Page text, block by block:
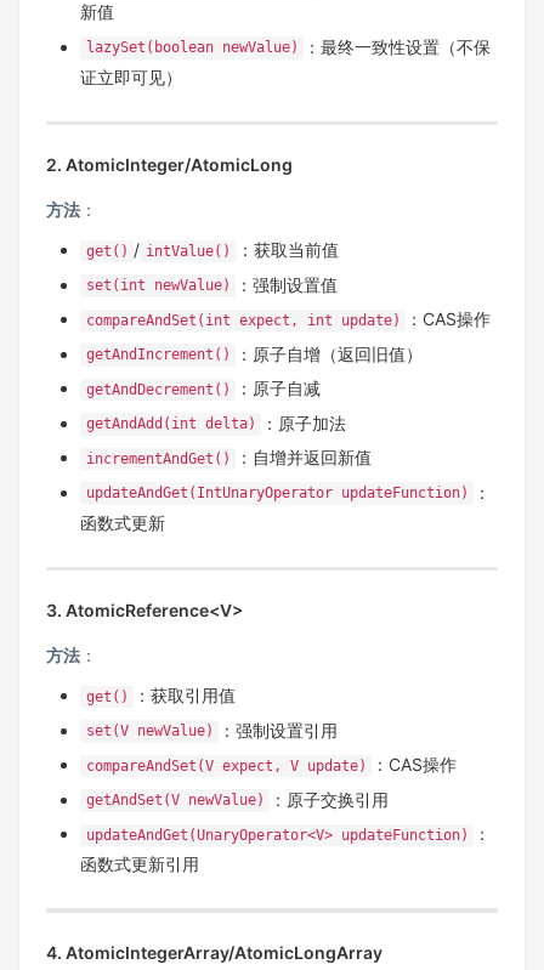
新值
lazySet(boolean newValue)
：最终一致性设置（不保
证立即可见）
2. AtomicInteger/AtomicLong
方法 ‌：
get() / intValue() ：获取当前值
set(int newValue) ：强制设置值
compareAndSet(int expect, int update) ：CAS操作
getAndIncrement() ：原子自增（返回旧值）
getAndDecrement() ：原子自减
getAndAdd(int delta) ：原子加法
incrementAndGet() ：自增并返回新值
updateAndGet(IntUnaryOperator updateFunction)
：
函数式更新
3. AtomicReference<V>
方法 ‌：
get() ：获取引用值
set(V newValue) ：强制设置引用
compareAndSet(V expect, V update) ：CAS操作
getAndSet(V newValue) ：原子交换引用
updateAndGet(UnaryOperator<V> updateFunction)
：
函数式更新引用
4. AtomicIntegerArray/AtomicLongArray